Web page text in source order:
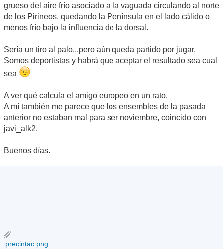
grueso del aire frío asociado a la vaguada circulando al norte
de los Pirineos, quedando la Península en el lado cálido o
menos frío bajo la influencia de la dorsal.
Sería un tiro al palo...pero aún queda partido por jugar.
Somos deportistas y habrá que aceptar el resultado sea cual
sea
A ver qué calcula el amigo europeo en un rato.
A mí también me parece que los ensembles de la pasada
anterior no estaban mal para ser noviembre, coincido con
javi_alk2.
Buenos días.
precintac.png